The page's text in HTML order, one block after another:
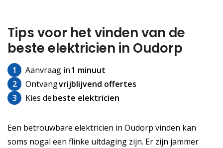
Tips voor het vinden van de
beste elektricien in Oudorp
1 Aanvraag in1 minuut
2
Ontvangvrijblijvend offertes
3
Kies debeste elektricien
Een betrouwbare elektricien in Oudorp vinden kan
soms nogal een flinke uitdaging zijn. Er zijn jammer